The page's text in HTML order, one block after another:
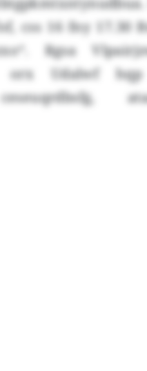
css 16 fny 17.30
Rgsa
orx Udalwf
ceseuqrdbsfg,